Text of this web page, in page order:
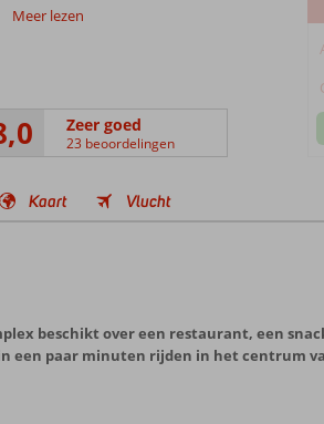
Meer lezen
Zeer goed
23 beoordelingen
Kaart Vlucht
beschikt over een restaurant, een
paar minuten rijden in het centrum